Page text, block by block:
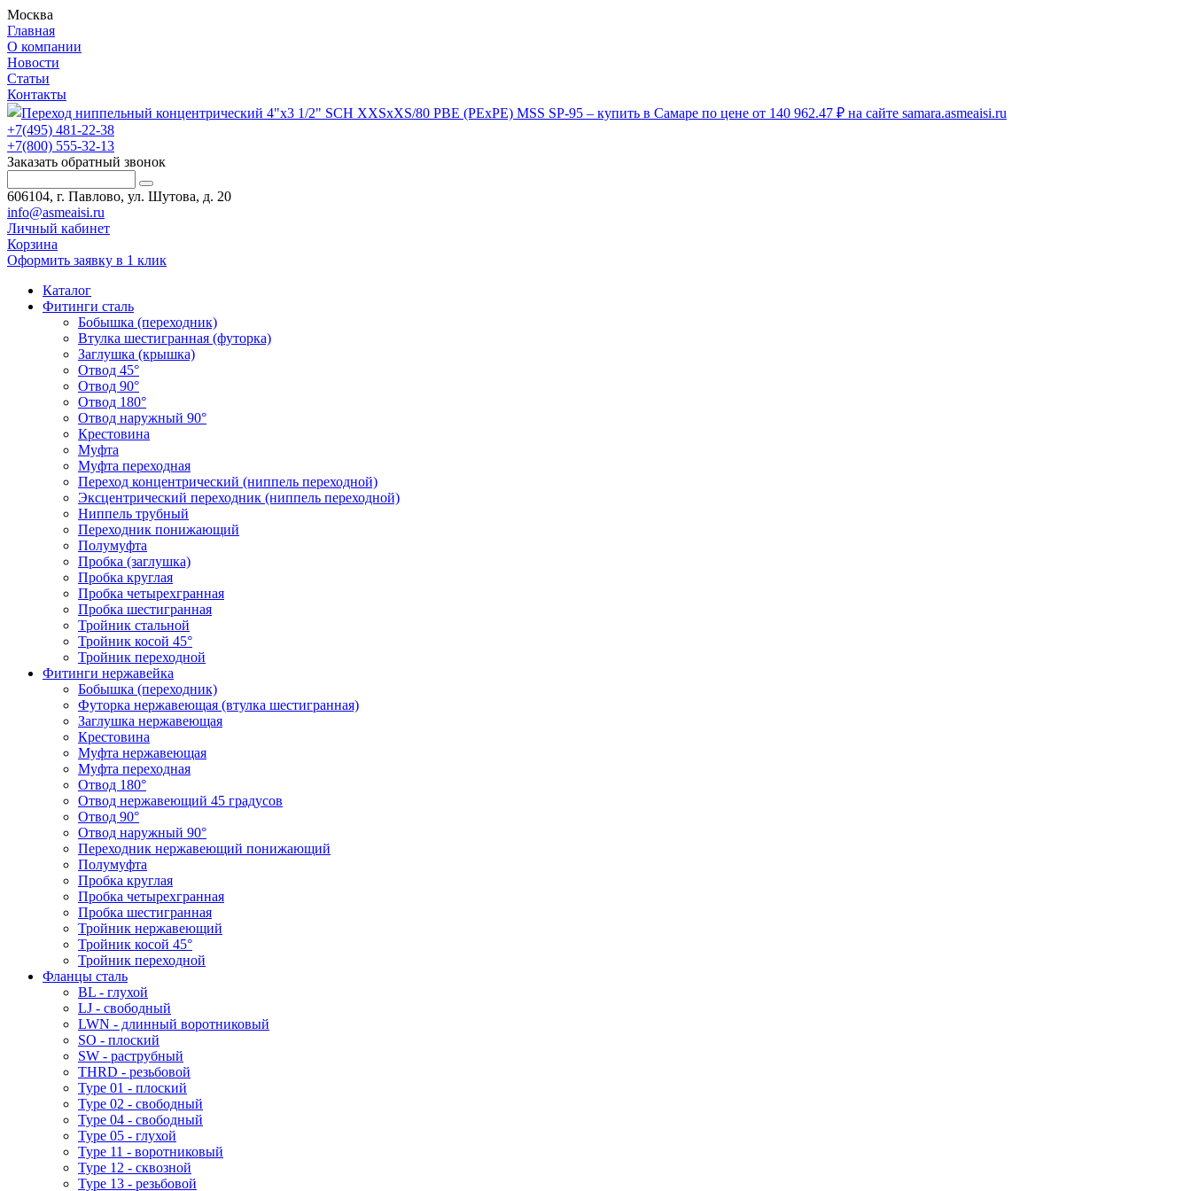
Москва
Главная
О компании
Новости
Статьи
Контакты
+7(495) 481-22-38
+7(800) 555-32-13
Заказать обратный звонок
606104, г. Павлово, ул. Шутова, д. 20
info@asmeaisi.ru
Личный кабинет
Корзина
Оформить заявку в 1 клик
Каталог
Фитинги сталь
Бобышка (переходник)
Втулка шестигранная (футорка)
Заглушка (крышка)
Отвод 45°
Отвод 90°
Отвод 180°
Отвод наружный 90°
Крестовина
Муфта
Муфта переходная
Переход концентрический (ниппель переходной)
Эксцентрический переходник (ниппель переходной)
Ниппель трубный
Переходник понижающий
Полумуфта
Пробка (заглушка)
Пробка круглая
Пробка четырехгранная
Пробка шестигранная
Тройник стальной
Тройник косой 45°
Тройник переходной
Фитинги нержавейка
Бобышка (переходник)
Футорка нержавеющая (втулка шестигранная)
Заглушка нержавеющая
Крестовина
Муфта нержавеющая
Муфта переходная
Отвод 180°
Отвод нержавеющий 45 градусов
Отвод 90°
Отвод наружный 90°
Переходник нержавеющий понижающий
Полумуфта
Пробка круглая
Пробка четырехгранная
Пробка шестигранная
Тройник нержавеющий
Тройник косой 45°
Тройник переходной
Фланцы сталь
BL - глухой
LJ - свободный
LWN - длинный воротниковый
SO - плоский
SW - раструбный
THRD - резьбовой
Type 01 - плоский
Type 02 - свободный
Type 04 - свободный
Type 05 - глухой
Type 11 - воротниковый
Type 12 - сквозной
Type 13 - резьбовой